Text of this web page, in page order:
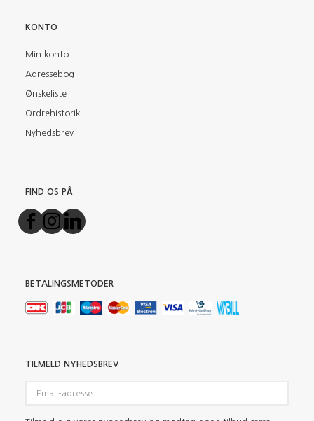
KONTO
Min konto
Adressebog
Ønskeliste
Ordrehistorik
Nyhedsbrev
FIND OS PÅ
BETALINGSMETODER
TILMELD NYHEDSBREV
adresse